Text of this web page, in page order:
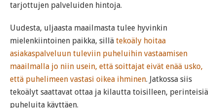
tarjottujen palveluiden hintoja.
Uudesta, uljaasta maailmasta tulee hyvinkin
mielenkiintoinen paikka, sillä tekoäly hoitaa
asiakaspalveluun tuleviin puheluihin vastaamisen
maailmalla jo niin usein, että soittajat eivät enää usko,
että puhelimeen vastasi oikea ihminen. Jatkossa siis
tekoälyt saattavat ottaa ja kilautta toisilleen, perinteisiä
puheluita käyttäen.